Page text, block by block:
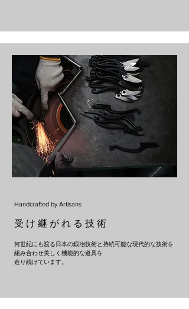
Handcrafted by Artisans
​受 け 継 が れ る 技 術
何世紀にも渡る日本の鍛冶技術と持続可能な現代的な技術を
組み合わせ美しく機能的な道具を
​造り続けています。